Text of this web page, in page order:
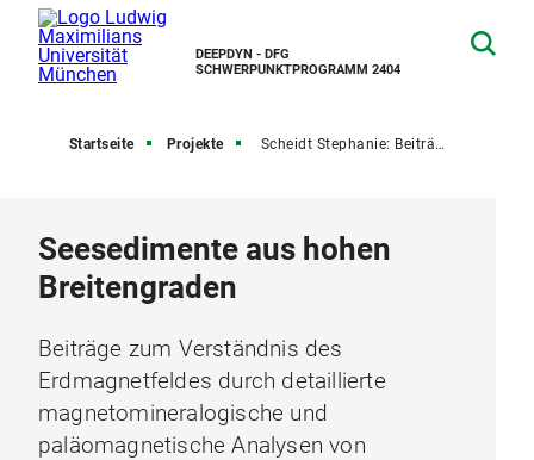
DEEPDYN - DFG
SCHWERPUNKTPROGRAMM 2404
Startseite Projekte Scheidt Stephanie: Beiträge zum Verständnis des Erdmagnetfeldes...
Seesedimente aus hohen
Breitengraden
Beiträge zum Verständnis des
Erdmagnetfeldes durch detaillierte
magnetomineralogische und
paläomagnetische Analysen von